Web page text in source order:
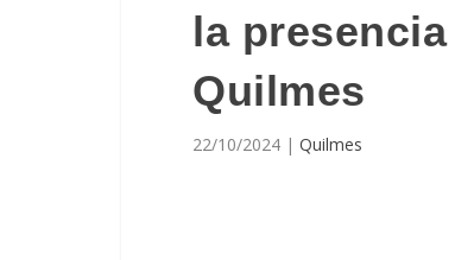
la
Quilmes
22/10/2024 | Quilmes